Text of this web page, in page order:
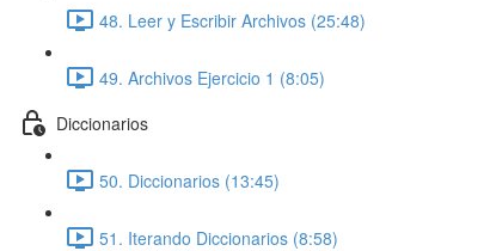
48. Leer y Escribir Archivos (25:48)
49. Archivos Ejercicio 1 (8:05)
Diccionarios
50. Diccionarios (13:45)
51. Iterando Diccionarios (8:58)